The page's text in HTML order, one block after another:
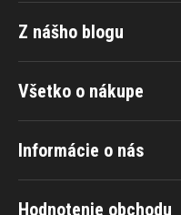
Všetko o nákupe
Informácie o nás
Hodnotenie obchodu
Z nášho blogu